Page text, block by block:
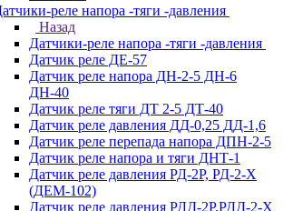
реле напора -тяги -давления
Назад
Датчики-реле напора -тяги -давления
Датчик реле ДЕ-57
Датчик реле напора ДН-2-5 ДН-6
ДН-40
Датчик реле тяги ДТ 2-5 ДТ-40
Датчик реле давления ДД-0,25 ДД-1,6
Датчик реле перепада напора ДПН-2-5
Датчик реле напора и тяги ДНТ-1
Датчик реле давления РД-2Р, РД-2-Х
(ДЕМ-102)
Датчик реле давления РДД-2Р,РДД-2-Х